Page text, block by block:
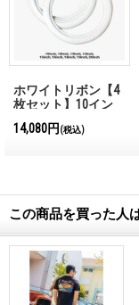
ホワイトリボン【4
枚セット】10イン
チ、12インチから20
インチまでお選びい
14,080円 (税込)
この商品を買った人